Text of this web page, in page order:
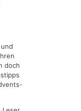
doch